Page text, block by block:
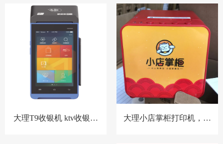
大理T9收银机 ktv收银系
大理小店掌柜打印机，扫